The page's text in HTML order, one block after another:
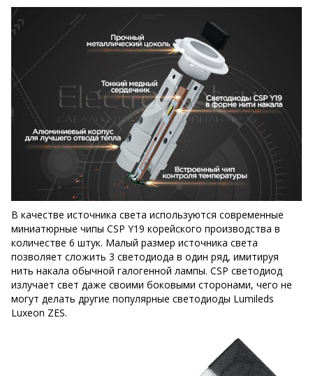
В качестве источника света используются современные
миниатюрные чипы CSP Y19 корейского производства в
количестве 6 штук. Малый размер источника света
позволяет сложить 3 светодиода в один ряд, имитируя
нить накала обычной галогенной лампы. CSP светодиод
излучает свет даже своими боковыми сторонами, чего не
могут делать другие популярные светодиоды Lumileds
Luxeon ZES.